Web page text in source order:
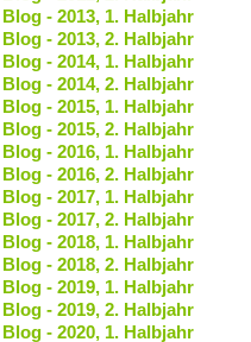
Blog - 2013, 1. Halbjahr
Blog - 2013, 2. Halbjahr
Blog - 2014, 1. Halbjahr
Blog - 2014, 2. Halbjahr
Blog - 2015, 1. Halbjahr
Blog - 2015, 2. Halbjahr
Blog - 2016, 1. Halbjahr
Blog - 2016, 2. Halbjahr
Blog - 2017, 1. Halbjahr
Blog - 2017, 2. Halbjahr
Blog - 2018, 1. Halbjahr
Blog - 2018, 2. Halbjahr
Blog - 2019, 1. Halbjahr
Blog - 2019, 2. Halbjahr
Blog - 2020, 1. Halbjahr